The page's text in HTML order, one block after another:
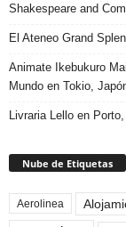
Shakespeare and
El Ateneo Grand
Animate Ikebukuro
Mundo en Tokio,
Livraria Lello en
Nube de Etiquetas
Aerolinea